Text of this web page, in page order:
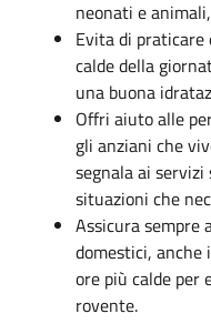
neonati e
Evita di praticare
calde della
una buona
Offri aiuto alle
gli anziani che
segnala ai
situazioni che
Assicura sempre
domestici, anche
ore più calde per
rovente.